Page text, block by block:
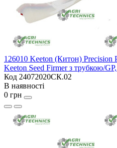
126010 Keeton (Китон) Precision
Keeton Seed Firmer з трубкою/
Код 24072020СК.02
В наявності
0 грн